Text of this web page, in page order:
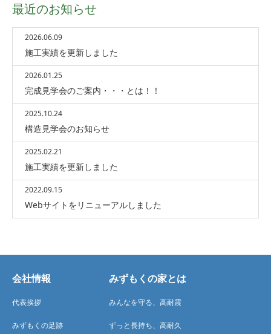
最近のお知らせ
2026.06.09
施工実績を更新しました
2026.01.25
完成見学会のご案内・・・とは！！
2025.10.24
構造見学会のお知らせ
2025.02.21
施工実績を更新しました
2022.09.15
Webサイトをリニューアルしました
会社情報
代表挨拶
みずもくの足跡
みずもくの家とは
みんなを守る、高耐震
ずっと長持ち、高耐久